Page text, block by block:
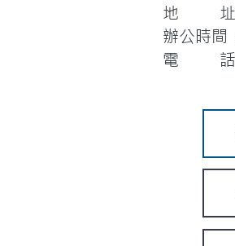
地 址：
辦公時間
電 話：